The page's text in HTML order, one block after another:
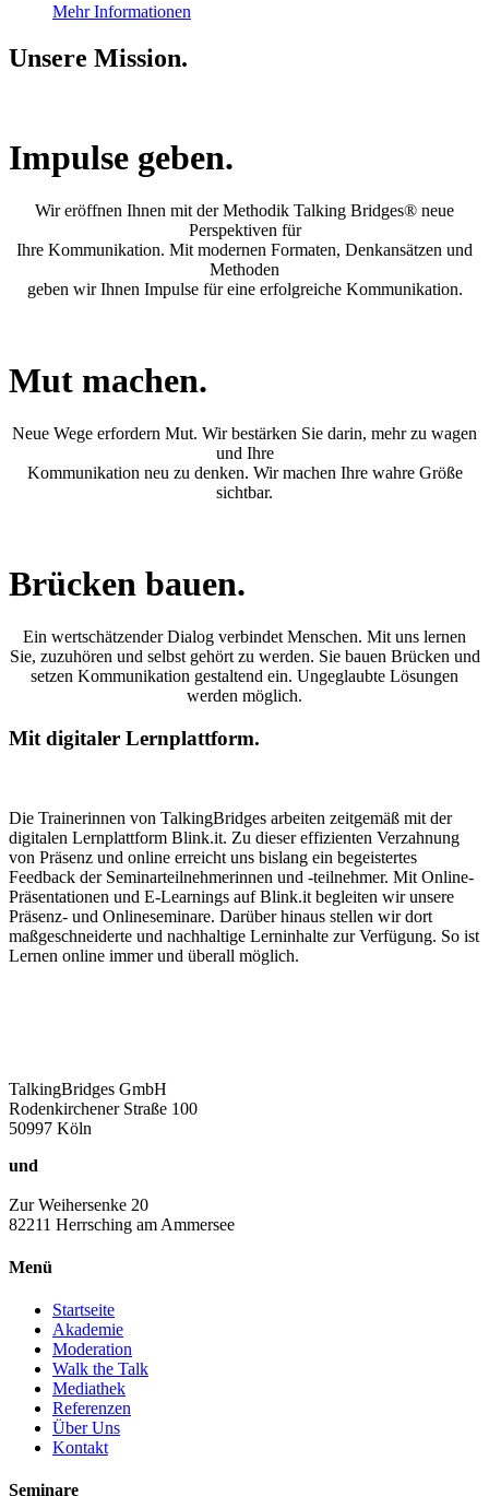
Mehr Informationen
Unsere Mission.
Impulse geben.
Wir eröffnen Ihnen mit der Methodik Talking Bridges® neue
Perspektiven für
Ihre Kommunikation. Mit modernen Formaten, Denkansätzen und
Methoden
geben wir Ihnen Impulse für eine erfolgreiche Kommunikation.
Mut machen.
Neue Wege erfordern Mut. Wir bestärken Sie darin, mehr zu wagen
und Ihre
Kommunikation neu zu denken. Wir machen Ihre wahre Größe
sichtbar.
Brücken bauen.
Ein wertschätzender Dialog verbindet Menschen. Mit uns lernen
Sie, zuzuhören und selbst gehört zu werden. Sie bauen Brücken und
setzen Kommunikation gestaltend ein. Ungeglaubte Lösungen
werden möglich.
Mit digitaler Lernplattform.
Die Trainerinnen von TalkingBridges arbeiten zeitgemäß mit der
digitalen Lernplattform Blink.it. Zu dieser effizienten Verzahnung
von Präsenz und online erreicht uns bislang ein begeistertes
Feedback der Seminarteilnehmerinnen und -teilnehmer. Mit Online-
Präsentationen und E-Learnings auf Blink.it begleiten wir unsere
Präsenz- und Onlineseminare. Darüber hinaus stellen wir dort
maßgeschneiderte und nachhaltige Lerninhalte zur Verfügung. So ist
Lernen online immer und überall möglich.
TalkingBridges GmbH
Rodenkirchener Straße 100
50997 Köln
und
Zur Weihersenke 20
82211 Herrsching am Ammersee
Menü
Startseite
Akademie
Moderation
Walk the Talk
Mediathek
Referenzen
Über Uns
Kontakt
Seminare